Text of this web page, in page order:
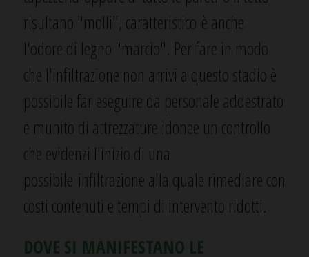
risultano "molli", caratteristico è anche
l'odore di legno "marcio". Per fare in modo
che l'infiltrazione non arrivi a questo stadio è
possibile far eseguire da personale addestrato
e munito di attrezzature idonee un controllo
che evidenzi l'inizio di una
possibile infiltrazione alla quale rimediare con
costi contenuti e tempi di intervento ridotti.
DOVE SI MANIFESTANO LE